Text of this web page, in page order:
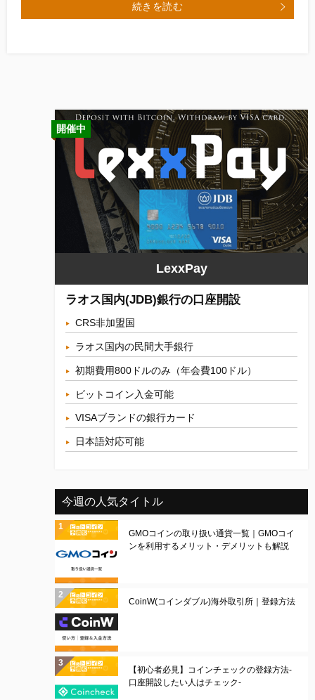
続きを読む
開催中
LexxPay
ラオス国内(JDB)銀行の口座開設
CRS非加盟国
ラオス国内の民間大手銀行
初期費用800ドルのみ（年会費100ドル）
ビットコイン入金可能
VISAブランドの銀行カード
日本語対応可能
今週の人気タイトル
GMOコインの取り扱い通貨一覧｜GMOコイ
ンを利用するメリット・デメリットも解説
CoinW(コインダブル)海外取引所｜登録方法
【初心者必見】コインチェックの登録方法-
口座開設したい人はチェック-